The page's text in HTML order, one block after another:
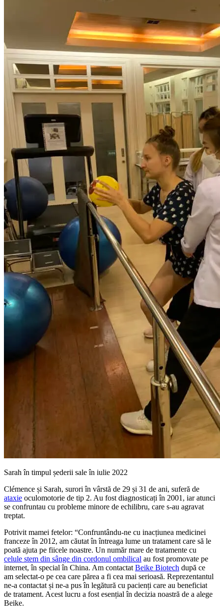
Sarah în timpul șederii sale în iulie 2022
Clémence și Sarah, surori în vârstă de 29 și 31 de ani, suferă de
ataxie oculomotorie de tip 2. Au fost diagnosticați în 2001, iar atunci
se confruntau cu probleme minore de echilibru, care s-au agravat
treptat.
Potrivit mamei fetelor: “Confruntându-ne cu inacțiunea medicinei
franceze în 2012, am căutat în întreaga lume un tratament care să le
poată ajuta pe fiicele noastre. Un număr mare de tratamente cu
celule stem din sânge din cordonul ombilical au fost promovate pe
internet, în special în China. Am contactat Beike Biotech după ce
am selectat-o pe cea care părea a fi cea mai serioasă. Reprezentantul
ne-a contactat și ne-a pus în legătură cu pacienți care au beneficiat
de tratament. Acest lucru a fost esențial în decizia noastră de a alege
Beike.